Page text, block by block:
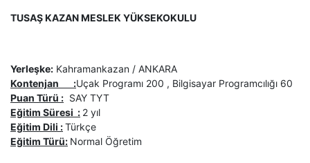
TUSAŞ KAZAN MESLEK YÜKSEKOKULU
Yerleşke: Kahramankazan / ANKARA
Kontenjan :Uçak Programı 200 , Bilgisayar Programcılığı 60
Puan Türü : SAY TYT
Eğitim Süresi : 2 yıl
Eğitim Dili :Türkçe
Eğitim Türü: Normal Öğretim